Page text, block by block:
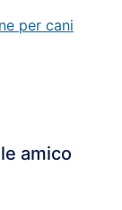
per cani
amico